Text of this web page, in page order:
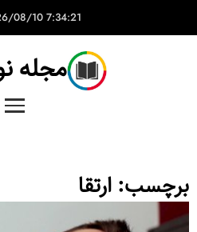
7:34:21 PM
08/10
مجله
برچسب: ارتقا